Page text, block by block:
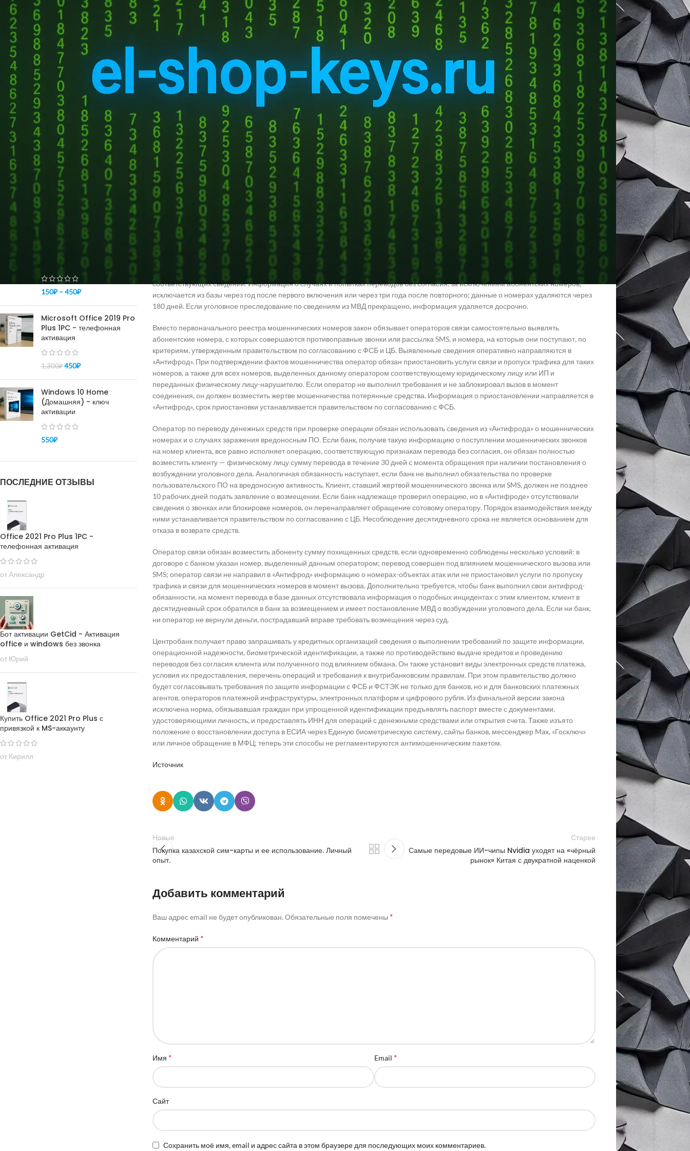
подтверждения
НОВЫЕ КОММЕНТАРИИ
Vlad Zorky к записи
Недорогие
маршрутизаторы с поддержкой Wi-Fi 7:
TP-Link 7DR7270 и 7DR7290.
Сева к записи Недорогие
маршрутизаторы с поддержкой Wi-Fi 7:
TP-Link 7DR7270 и 7DR7290.
Кириллк записи
«М.Видео-
Эльдорадо» открыла магазин в новой
концепции и совместно со Sber
Metaverse Tech и
«СберМаркетингом» запустила ИИ-
консультанта «Эм.Ви»
ПОПУЛЯРНОЕ
Купить ключ Windows 10
pro - активация 100%
150₽ –450₽
Microsoft Office 2019 Pro
Plus 1PC - телефонная
активация
1,300₽ 450₽
Windows 10 Home
(Домашняя) - ключ
активации
550₽
ПОСЛЕДНИЕ ОТЗЫВЫ
Office 2021 Pro Plus 1PC -
телефонная активация
от Александр
Бот активации GetCid - Активация
office и windows без звонка
от Юрий
Купить Office 2021 Pro Plus с
привязкой к MS-аккаунту
от Кирилл
организаций и платежных систем создается Единая система учета платежных карт (ЕСУПК), оператором которой станет НСПК.
Центробанк установит порядок формирования и ведения системы, требования к защите информации в ней согласуются с ФСБ и
ФСТЭК. В ЕСУПК будут включаться номера и виды платежных карт клиентов — физических лиц, их ИНН и количество карт.
Операторы по переводу денежных средств обязаны предоставлять эти сведения, а НСПК — обеспечивать функционирование и
защиту системы, а также по запросу ЦБ передавать информацию. В окончательной редакции закона убрана норма о бесплатном
предоставлении данных операторам, при этом лимит на количество карт от всех кредитных организаций установлен в 20 штук на
одного человека, однако совет директоров Банка России может разрешить превышение этого порога в отдельных случаях. Перед
выпуском новой карты оператор обязан свериться с ЕСУПК и при превышении лимита отказать.
Пользователи государственной информационной системы «Антифрод» при взаимодействии с ней должны принимать меры для
предотвращения и пресечения противоправных действий с использованием ИКТ, а также передавать в систему сведения о
выявленных признаках таких действий. Граждане, пострадавшие от киберпреступлений, смогут через ЕПГУ направлять
информацию об инцидентах в «Антифрод». Параллельно вводится обязанность операторов по переводу денежных средств
защищать собственное программное обеспечение, включая сайты и мобильные приложения, сертифицированными средствами
защиты, которые должны выявлять вредоносное ПО на пользовательском оборудовании до списания средств. Клиенту —
физическому лицу банк обязан предложить такую антивирусную защиту, включив соответствующее положение в договор. При
обнаружении заражения оператор отказывает в проведении операции с использованием карт, электронных денег или СБП,
немедленно уведомляя клиента и предлагая альтернативные способы перевода. Если клиент после предупреждения все же
подтверждает операцию, банк вправе задержать ее выполнение или последующие повторные операции на срок до шести часов,
после чего обязан немедленно исполнить распоряжение.
Для формирования базы данных о переводах без добровольного согласия операторы направляют в ЦБ сведения о клиентах и их
электронных средствах платежа, а также передают в «Антифрод» информацию об абонентских номерах, используемых для
переводов. Сам Центробанк предоставляет в «Антифрод» данные о номерах, задействованных в мошеннических схемах, а также
ИНН и коды документов из указанной базы. Оператор цифрового рубля получает право отказывать в операциях при наличии
соответствующих сведений. Информация о случаях и попытках переводов без согласия, за исключением абонентских номеров,
исключается из базы через год после первого включения или через три года после повторного; данные о номерах удаляются через
180 дней. Если уголовное преследование по сведениям из МВД прекращено, информация удаляется досрочно.
Вместо первоначального реестра мошеннических номеров закон обязывает операторов связи самостоятельно выявлять
абонентские номера, с которых совершаются противоправные звонки или рассылка SMS, и номера, на которые они поступают, по
критериям, утвержденным правительством по согласованию с ФСБ и ЦБ. Выявленные сведения оперативно направляются в
«Антифрод». При подтверждении фактов мошенничества оператор обязан приостановить услуги связи и пропуск трафика для таких
номеров, а также для всех номеров, выделенных данному оператором соответствующему юридическому лицу или ИП и
переданных физическому лицу-нарушителю. Если оператор не выполнил требования и не заблокировал вызов в момент
соединения, он должен возместить жертве мошенничества потерянные средства. Информация о приостановлении направляется в
«Антифрод», срок приостановки устанавливается правительством по согласованию с ФСБ.
Оператор по переводу денежных средств при проверке операции обязан использовать сведения из «Антифрода» о мошеннических
номерах и о случаях заражения вредоносным ПО. Если банк, получив такую информацию о поступлении мошеннических звонков
на номер клиента, все равно исполняет операцию, соответствующую признакам перевода без согласия, он обязан полностью
возместить клиенту — физическому лицу сумму перевода в течение 30 дней с момента обращения при наличии постановления о
возбуждении уголовного дела. Аналогичная обязанность наступает, если банк не выполнил обязательства по проверке
пользовательского ПО на вредоносную активность. Клиент, ставший жертвой мошеннического звонка или SMS, должен не позднее
10 рабочих дней подать заявление о возмещении. Если банк надлежаще проверил операцию, но в «Антифроде» отсутствовали
сведения о звонках или блокировке номеров, он перенаправляет обращение сотовому оператору. Порядок взаимодействия между
ними устанавливается правительством по согласованию с ЦБ. Несоблюдение десятидневного срока не является основанием для
отказа в возврате средств.
Оператор связи обязан возместить абоненту сумму похищенных средств, если одновременно соблюдены несколько условий: в
договоре с банком указан номер, выделенный данным оператором; перевод совершен под влиянием мошеннического вызова или
SMS; оператор связи не направил в «Антифрод» информацию о номерах-объектах атак или не приостановил услуги по пропуску
трафика и связи для мошеннических номеров в момент вызова. Дополнительно требуется, чтобы банк выполнил свои антифрод-
обязанности, на момент перевода в базе данных отсутствовала информация о подобных инцидентах с этим клиентом, клиент в
десятидневный срок обратился в банк за возмещением и имеет постановление МВД о возбуждении уголовного дела. Если ни банк,
ни оператор не вернули деньги, пострадавший вправе требовать возмещения через суд.
Центробанк получает право запрашивать у кредитных организаций сведения о выполнении требований по защите информации,
операционной надежности, биометрической идентификации, а также по противодействию выдаче кредитов и проведению
переводов без согласия клиента или полученного под влиянием обмана. Он также установит виды электронных средств платежа,
условия их предоставления, перечень операций и требования к внутрибанковским правилам. При этом правительство должно
будет согласовывать требования по защите информации с ФСБ и ФСТЭК не только для банков, но и для банковских платежных
агентов, операторов платежной инфраструктуры, электронных платформ и цифрового рубля. Из финальной версии закона
исключена норма, обязывавшая граждан при упрощенной идентификации предъявлять паспорт вместе с документами,
удостоверяющими личность, и предоставлять ИНН для операций с денежными средствами или открытия счета. Также изъято
положение о восстановлении доступа в ЕСИА через Единую биометрическую систему, сайты банков, мессенджер Max, «Госключ»
или личное обращение в МФЦ; теперь эти способы не регламентируются антимошенническим пакетом.
Источник
Новые
Покупка казахской сим-карты и ее использование. Личный
опыт.
Старее
Самые передовые ИИ-чипы Nvidia уходят на «чёрный
рынок» Китая с двукратной наценкой
Добавить комментарий
Ваш адрес email не будет опубликован. Обязательные поля помечены *
Комментарий *
Имя * Email *
Сайт
Сохранить моё имя, email и адрес сайта в этом браузере для последующих моих комментариев.